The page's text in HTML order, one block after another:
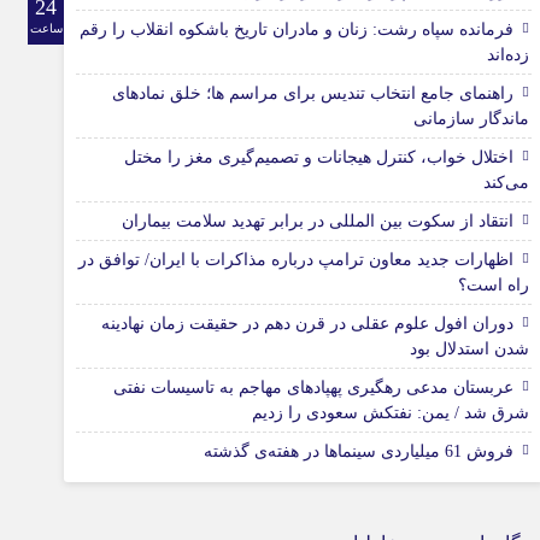
24
ساعت
فرمانده سپاه رشت: زنان و مادران تاریخ باشکوه انقلاب را رقم
زده‌اند
راهنمای جامع انتخاب تندیس برای مراسم ها؛ خلق نمادهای
ماندگار سازمانی
اختلال خواب، کنترل هیجانات و تصمیم‌گیری مغز را مختل
می‌کند
انتقاد از سکوت بین المللی در برابر تهدید سلامت بیماران
اظهارات جدید معاون ترامپ درباره مذاکرات با ایران/ توافق در
راه است؟
دوران افول علوم عقلی در قرن دهم در حقیقت زمان نهادینه
شدن استدلال بود
عربستان مدعی رهگیری پهپادهای مهاجم به تاسیسات نفتی
شرق شد / یمن: نفتکش سعودی را زدیم
فروش 61 میلیاردی سینماها در هفته‌ی گذشته